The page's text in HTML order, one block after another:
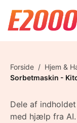
Forside / Hjem &
Sorbetmaskin -
Dele af
med hjælp fra AI.